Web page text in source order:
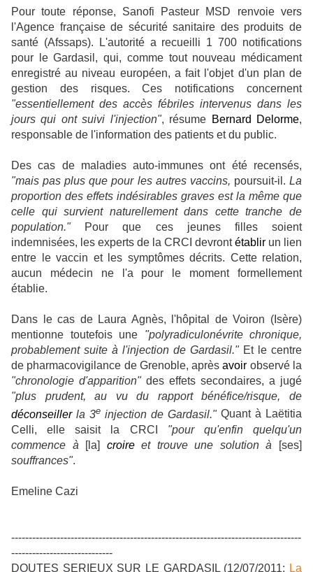
Pour toute réponse, Sanofi Pasteur MSD renvoie vers
l'Agence française de sécurité sanitaire des produits de
santé (Afssaps). L'autorité a recueilli 1 700 notifications
pour le Gardasil, qui, comme tout nouveau médicament
enregistré au niveau européen, a fait l'objet d'un plan de
gestion des risques. Ces notifications concernent
"essentiellement des accès fébriles intervenus dans les
jours qui ont suivi l'injection", résume Bernard Delorme,
responsable de l'information des patients et du public.
Des cas de maladies auto-immunes ont été recensés,
"mais pas plus que pour les autres vaccins, poursuit-il.La
proportion des effets indésirables graves est la même que
celle qui survient naturellement dans cette tranche de
population."Pour que ces jeunes filles soient
indemnisées, les experts de la CRCI devrontétablir un lien
entre le vaccin et les symptômes décrits. Cette relation,
aucun médecin ne l'a pour le moment formellement
établie.
Dans le cas de Laura Agnès, l'hôpital de Voiron (Isère)
mentionne toutefois une "polyradiculonévrite chronique,
probablement suite à l'injection de Gardasil."Et le centre
de pharmacovigilance de Grenoble, aprèsavoir observé la
"chronologie d'apparition"des effets secondaires, a jugé
"plus prudent, au vu du rapport bénéfice/risque, de
déconseillerla 3e injection de Gardasil."Quant à Laëtitia
Celli, elle saisit la CRCI "pour qu'enfin quelqu'un
commence à [la] croireet trouve une solution à [ses]
souffrances".
Emeline Cazi
-----------------------------------------------------------------------------------
-----------------------------
DOUTES SERIEUX SUR LE GARDASIL (12/07/2011; La